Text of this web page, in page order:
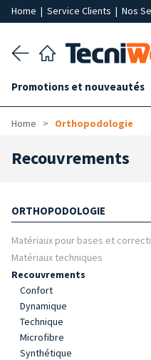
Home | Service Clients | Nos
Promotions et nouveautés
Home Orthopodologie
Recouvrements
ORTHOPODOLOGIE
Matériaux pour bases et
Matériaux techniques
Recouvrements
Confort
Dynamique
Technique
Microfibre
Synthétique